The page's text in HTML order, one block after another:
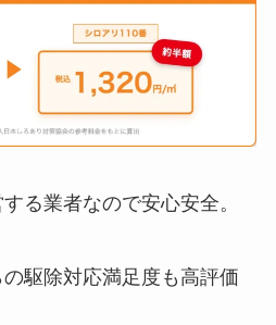
る業者なので安心安全。
駆除対応満足度も高評価